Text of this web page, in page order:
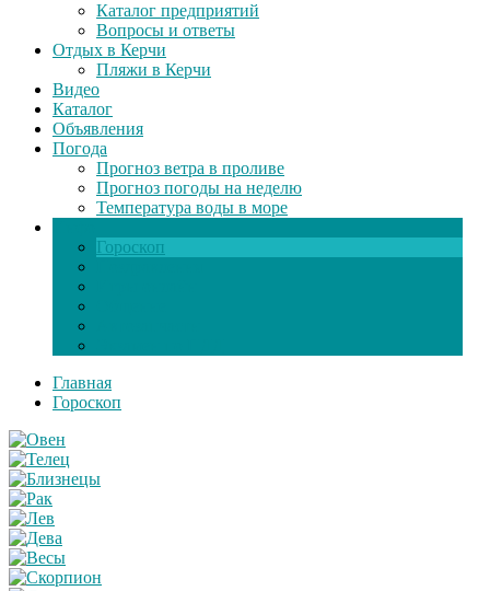
Каталог предприятий
Вопросы и ответы
Отдых в Керчи
Пляжи в Керчи
Видео
Каталог
Объявления
Погода
Прогноз ветра в проливе
Прогноз погоды на неделю
Температура воды в море
Гороскоп
Главная
Гороскоп